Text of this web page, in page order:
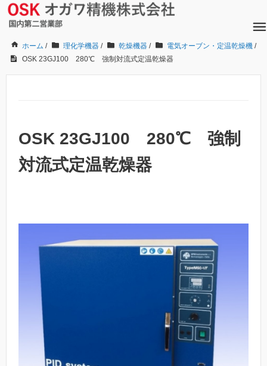
ホーム / 理化学機器 / 乾燥機器 / 電気オーブン・定温乾燥機 /
OSK 23GJ100 280℃ 強制対流式定温乾燥器
OSK 23GJ100 280℃ 強制
対流式定温乾燥器